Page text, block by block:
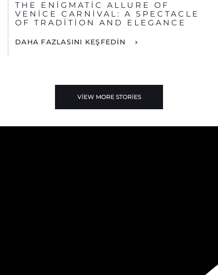
THE ENIGMATIC ALLURE OF
VENICE CARNIVAL: A SPECTACLE
OF TRADITION AND ELEGANCE
DAHA FAZLASINI KEŞFEDİN
VIEW MORE STORIES